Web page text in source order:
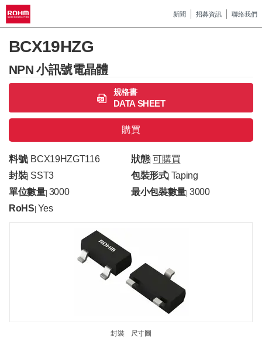
新聞 招募資訊 聯絡我們
BCX19HZG
NPN 小訊號電晶體
規格書
DATA SHEET
購買
料號| BCX19HZGT116 狀態| 可購買
封裝| SST3 包裝形式| Taping
單位數量| 3000 最小包裝數量 |3000
RoHS Yes
封裝 尺寸圖